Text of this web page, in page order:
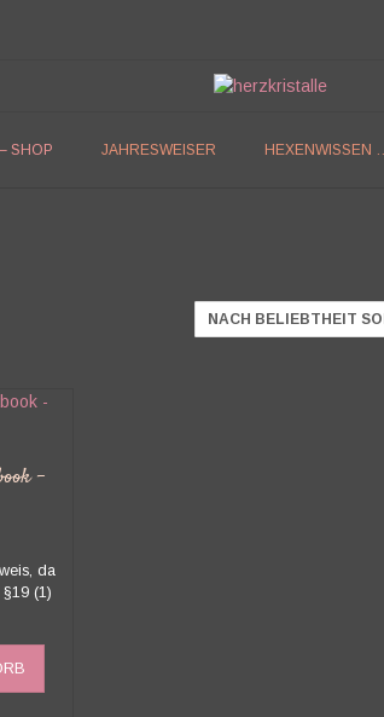
SHOP JAHRESWEISER HEXENWISSEN …
–
da
(1)